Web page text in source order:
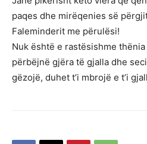
paqes dhe mirëqenies së
Faleminderit me përulësi!
Nuk është e rastësishme
përbëjnë gjëra të gjalla dhe
gëzojë, duhet t’i mbrojë e t’i